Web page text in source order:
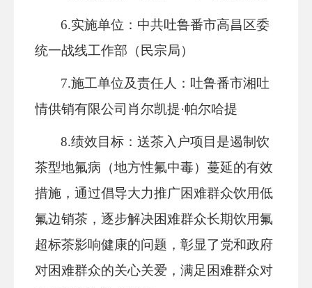
6.实施单位：中共吐鲁番市高昌区委
统一战线工作部（民宗局）
7.施工单位及责任人： 吐鲁番市湘吐
情供销有限公司 肖尔凯提·帕尔哈提
8.绩效目标：送茶入户项目是遏制饮
茶型地氟病（地方性氟中毒）蔓延的有效
措施，通过倡导大力推广困难群众饮用低
氟边销茶， 逐步解决困难群众长期饮用氟
超标茶影响健康的问题 ， 彰显了党和政府
对困难群众的关心关爱，满足 困难群众对